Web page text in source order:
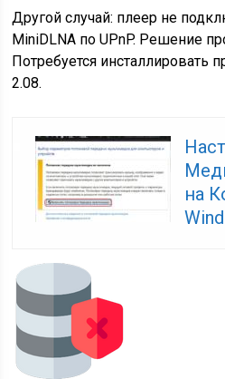
Другой случай: плеер не
MiniDLNA по UPnP. Решение
Потребуется инсталлировать
2.08.
на